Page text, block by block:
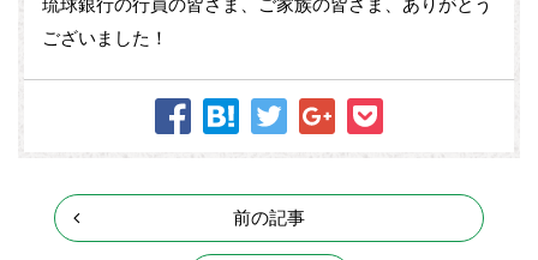
琉球銀行の行員の皆さま、ご家族の皆さま、ありがとう
ございました！
前の記事